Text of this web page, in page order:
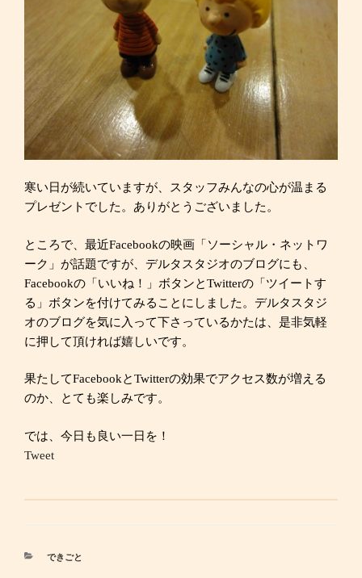
寒い日が続いていますが、スタッフみんなの心が温まる
プレゼントでした。ありがとうございました。
ところで、最近Facebookの映画「ソーシャル・ネットワ
ーク」が話題ですが、デルタスタジオのブログにも、
Facebookの「いいね！」ボタンとTwitterの「ツイートす
る」ボタンを付けてみることにしました。デルタスタジ
オのブログを気に入って下さっているかたは、是非気軽
に押して頂ければ嬉しいです。
果たしてFacebookとTwitterの効果でアクセス数が増える
のか、とても楽しみです。
では、今日も良い一日を！
Tweet
カ
できごと